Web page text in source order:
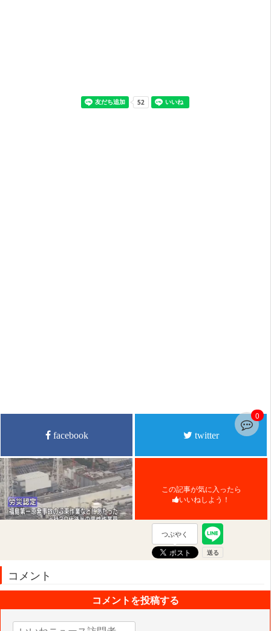
facebook twitter
この記事が気に入ったら
いいねしよう！
つぶやく
コメント
0
コメントを投稿する